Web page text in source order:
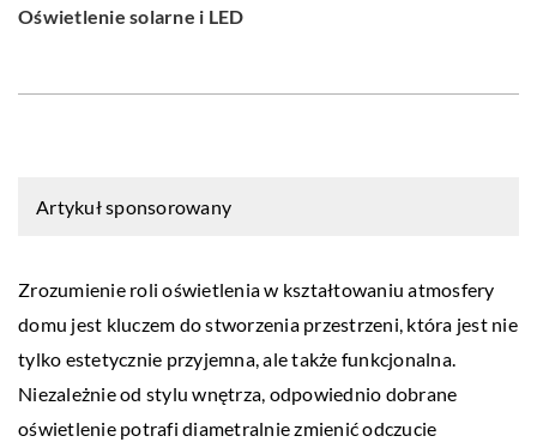
Oświetlenie solarne i LED
Artykuł sponsorowany
Zrozumienie roli oświetlenia w kształtowaniu atmosfery
domu jest kluczem do stworzenia przestrzeni, która jest nie
tylko estetycznie przyjemna, ale także funkcjonalna.
Niezależnie od stylu wnętrza, odpowiednio dobrane
oświetlenie potrafi diametralnie zmienić odczucie